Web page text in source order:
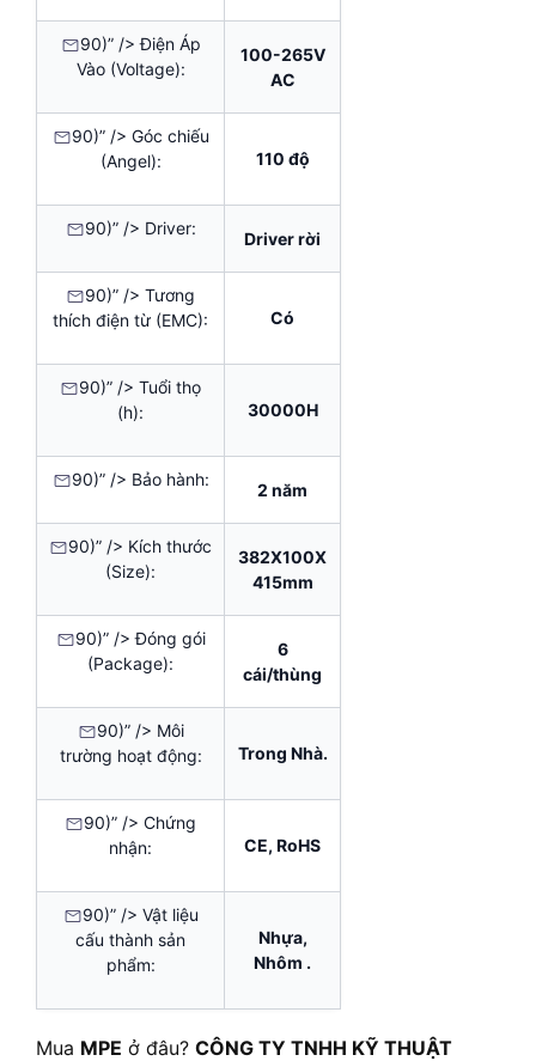
90)” /> Điện Áp
Vào (Voltage):
100-265V
AC
90)” /> Góc chiếu
(Angel):
110 độ
90)” /> Driver:
Driver rời
90)” /> Tương
thích điện từ (EMC):
Có
90)” /> Tuổi thọ
(h):
30000H
90)” /> Bảo hành:
2 năm
90)” /> Kích thước
(Size):
382X100X
415mm
90)” /> Đóng gói
(Package):
6
cái/thùng
90)” /> Môi
trường hoạt động:
Trong Nhà.
90)” /> Chứng
nhận:
CE, RoHS
90)” /> Vật liệu
cấu thành sản
phẩm:
Nhựa,
Nhôm .
Mua MPE ở đâu? CÔNG TY TNHH KỸ THUẬT